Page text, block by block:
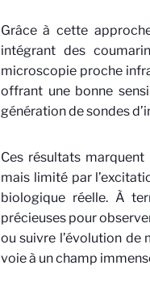
Grâce à cette
intégrant des
microscopie proche
offrant une bonne
génération de sondes
Ces résultats
mais limité par
biologique réelle. À
précieuses pour
ou suivre l’évolution de
voie à un champ